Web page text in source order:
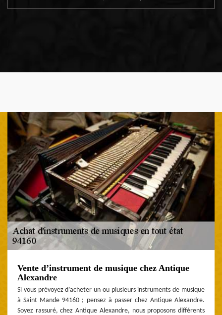
Vente d’instrument de musique chez Antique
Alexandre
Si vous prévoyez d’acheter un ou plusieurs instruments de musique
à Saint Mande 94160 ; pensez à passer chez Antique Alexandre.
Soyez rassuré, chez Antique Alexandre, nous proposons différents